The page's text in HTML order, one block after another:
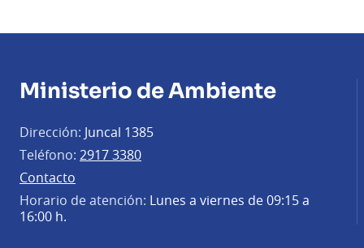
Ministerio de Ambiente
Dirección: Juncal 1385
Teléfono: 2917 3380
Contacto
Horario de atención: Lunes a viernes de 09:15 a
16:00 h.